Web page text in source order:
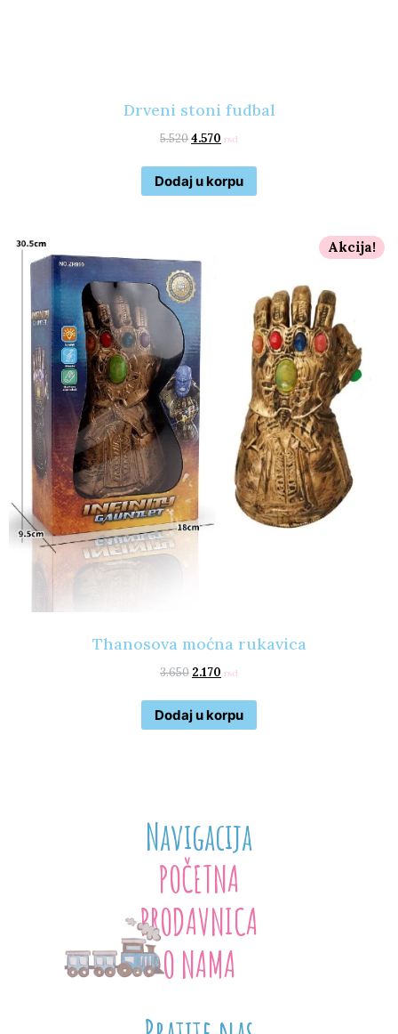
Drveni stoni fudbal
5.5204.570 rsd
Dodaj u korpu
Akcija!
Thanosova moćna rukavica
3.650 2.170 rsd
Dodaj u korpu
Navigacija
POČETNA
PRODAVNICA
O NAMA